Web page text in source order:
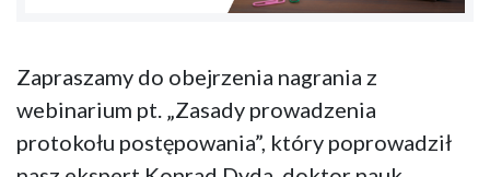
Zapraszamy do obejrzenia nagrania z
webinarium pt. „Zasady prowadzenia
protokołu postępowania”, który poprowadził